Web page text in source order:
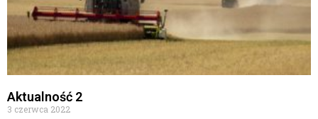
Aktualność 2
3 czerwca 2022